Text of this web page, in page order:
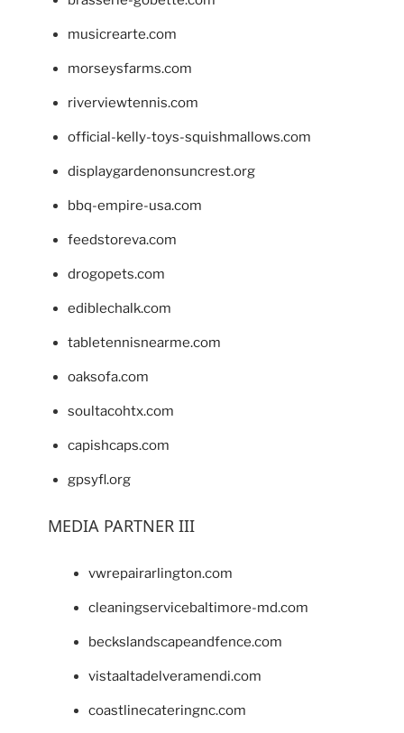
musicrearte.com
morseysfarms.com
riverviewtennis.com
official-kelly-toys-squishmallows.com
displaygardenonsuncrest.org
bbq-empire-usa.com
feedstoreva.com
drogopets.com
ediblechalk.com
tabletennisnearme.com
oaksofa.com
soultacohtx.com
capishcaps.com
gpsyfl.org
MEDIA PARTNER III
vwrepairarlington.com
cleaningservicebaltimore-md.com
beckslandscapeandfence.com
vistaaltadelveramendi.com
coastlinecateringnc.com